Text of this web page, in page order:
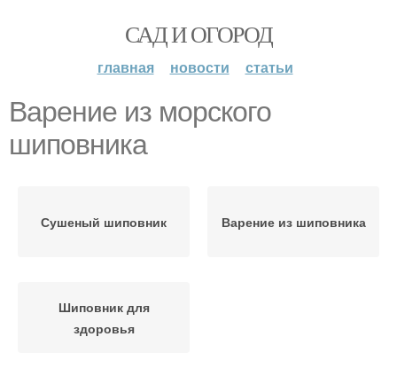
САД И ОГОРОД
главная новости статьи
Варение из морского
шиповника
Сушеный шиповник Варение из шиповника
Шиповник для
здоровья